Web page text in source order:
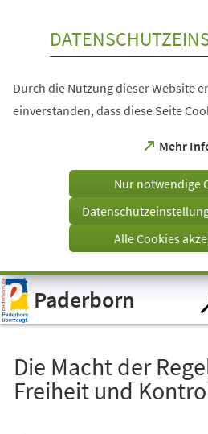
Visuelle
Assistenzsoftware
öffnen.
Durch die Nutzung dieser Website
einverstanden, dass diese Seite
Mehr
(Öffnet
einem
Tab)
Nur notwendige
Alle Cookies
Paderborn
Die Macht der
Freiheit und